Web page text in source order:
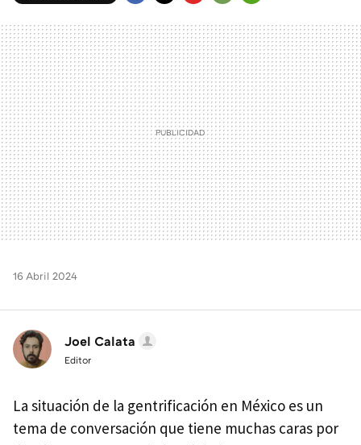
MAIL
16 Abril 2024
Joel Calata
Editor
La situación de la gentrificación en México es un
tema de conversación que tiene muchas caras por